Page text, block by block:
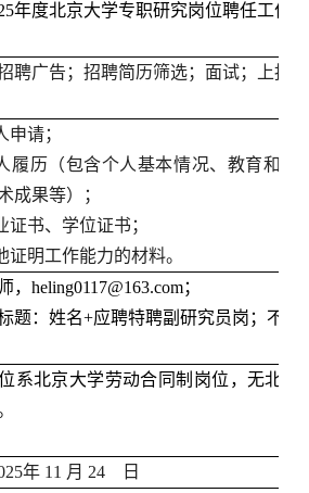
年度北京大学专职研究岗位聘任工作
聘广告；招聘简历筛选；面试；上报
申请；
履历（包含个人基本情况、教育和工
成果等）；
证书、学位证书；
证明工作能力的材料。
，heling0117@163.com；
题：姓名+应聘特聘副研究员岗；不接
系北京大学劳动合同制岗位，无北大
年 11 月 24 日